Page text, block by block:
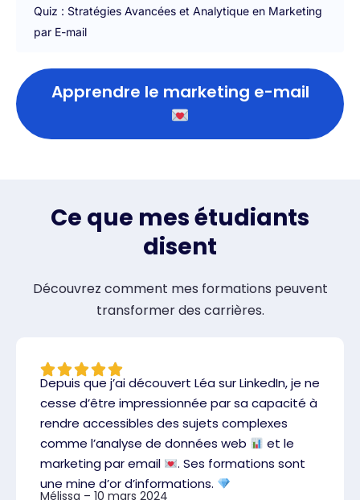
Quiz : Stratégies Avancées et Analytique en Marketing
par E-mail
Apprendre le marketing e-mail
Ce que mes étudiants
disent
Découvrez comment mes formations peuvent
transformer des carrières.
Depuis que j’ai découvert Léa sur LinkedIn, je ne
cesse d’être impressionnée par sa capacité à
rendre accessibles des sujets complexes
comme l’analyse de données web
et le
marketing par email
. Ses formations sont
une mine d’or d’informations.
Mélissa – 10 mars 2024